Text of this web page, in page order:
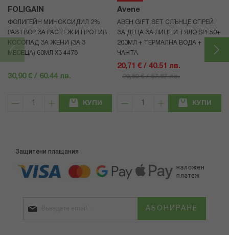
FOLIGAIN
ФОЛИГЕЙН МИНОКСИДИЛ 2%
РАЗТВОР ЗА РАСТЕЖ И ПРОТИВ
КОСОПАД ЗА ЖЕНИ (ЗА 3
МЕСЕЦА) 60МЛ X3 4478
30,90 € / 60.44 лв.
КУПИ
Avene
АВЕН GIFT SET СЛЪНЦЕ СПРЕЙ
ЗА ДЕЦА ЗА ЛИЦЕ И ТЯЛО SPF50+
200МЛ + ТЕРМАЛНА ВОДА +
ЧАНТА
20,71 € / 40.51 лв.
29,59 € / 57.87 лв.
КУПИ
Защитени плащания
АБОНИРАНЕ